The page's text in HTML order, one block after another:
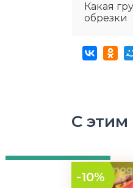
Какая
обрезки
С этим
-10%